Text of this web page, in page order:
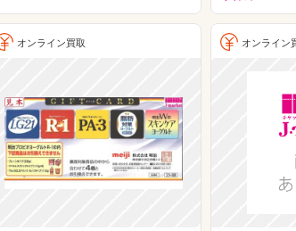
オンライン買取 オンライン